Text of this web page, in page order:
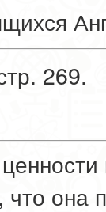
269.
она